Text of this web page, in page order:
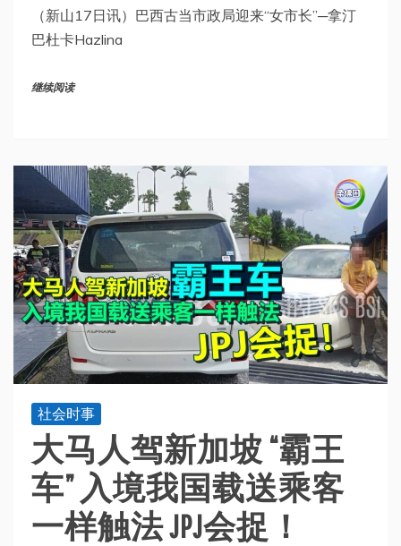
（新山17日讯）巴西古当市政局迎来“女市长”─拿汀
巴杜卡Hazlina
继续阅读
社会时事
大马人驾新加坡 “霸王
车” 入境我国载送乘客
一样触法 JPJ会捉！